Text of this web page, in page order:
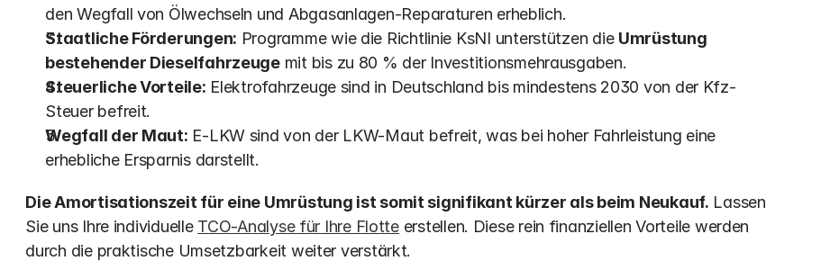
den Wegfall von Ölwechseln und Abgasanlagen-Reparaturen erheblich.
Staatliche Förderungen: Programme wie die Richtlinie KsNI unterstützen die Umrüstung
bestehender Dieselfahrzeuge mit bis zu 80 % der Investitionsmehrausgaben.
Steuerliche Vorteile: Elektrofahrzeuge sind in Deutschland bis mindestens 2030 von der Kfz-
Steuer befreit.
Wegfall der Maut: E-LKW sind von der LKW-Maut befreit, was bei hoher Fahrleistung eine
erhebliche Ersparnis darstellt.
Die Amortisationszeit für eine Umrüstung ist somit signifikant kürzer als beim Neukauf. Lassen
Sie uns Ihre individuelle TCO-Analyse für Ihre Flotte erstellen. Diese rein finanziellen Vorteile werden
durch die praktische Umsetzbarkeit weiter verstärkt.